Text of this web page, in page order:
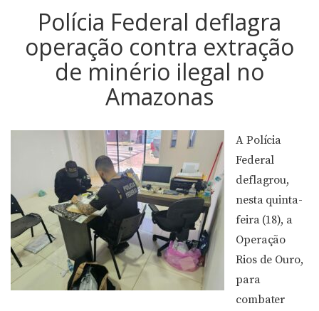
Polícia Federal deflagra
operação contra extração
de minério ilegal no
Amazonas
A Polícia
Federal
deflagrou,
nesta quinta-
feira (18), a
Operação
Rios de Ouro,
para
combater